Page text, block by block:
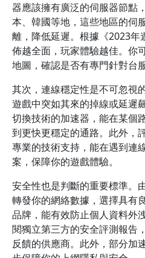
器應該擁有廣泛的伺服器節點
本、韓國等地，這些地區的伺
離，降低延遲。根據《2023年
佈越全面，玩家體驗越佳。你
地圖，確認是否有專門針對台
其次，連線穩定性是不可忽視
遊戲中突如其來的掉線或延遲
切換技術的加速器，能在某個
到更快更穩定的通路。此外，
專業的技術支持，能在遇到連
案，保障你的遊戲體驗。
安全性也是判斷的重要標準。
轉發你的網絡數據，選擇具有
品牌，能有效防止個人資料外
閱獨立第三方的安全評測報告
反饋的供應商。此外，部分加